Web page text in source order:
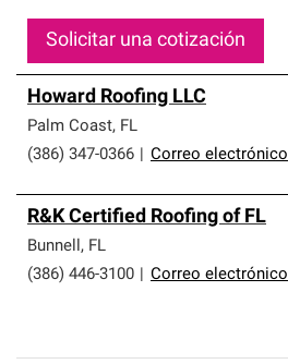
Solicitar una cotización
Howard Roofing LLC
Palm Coast, FL
(386) 347-0366
Correo electrónico
R&K Certified Roofing of FL
Bunnell, FL
(386) 446-3100
Correo electrónico